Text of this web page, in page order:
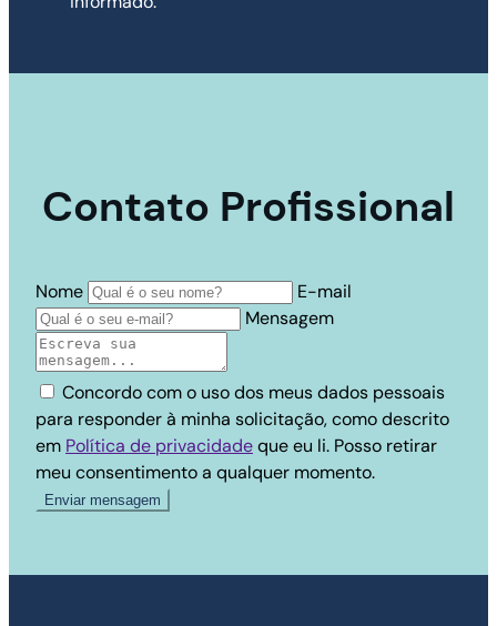
Contato Profissional
Nome
E-mail
Mensagem
Concordo com o uso dos meus dados pessoais
para responder à minha solicitação, como descrito
em Política de privacidadeque eu li. Posso retirar
meu consentimento a qualquer momento.